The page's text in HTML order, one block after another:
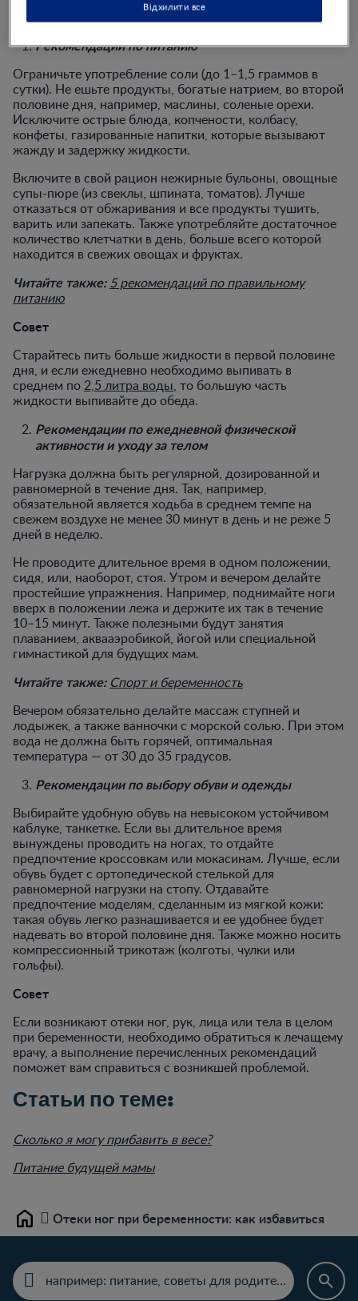
множеством причин, которые мы привели выше.
Рекомендации по питанию
Ограничьте употребление соли (до 1–1,5 граммов в
сутки). Не ешьте продукты, богатые натрием, во второй
половине дня, например, маслины, соленые орехи.
Исключите острые блюда, копчености, колбасу,
конфеты, газированные напитки, которые вызывают
жажду и задержку жидкости.
Включите в свой рацион нежирные бульоны, овощные
супы-пюре (из свеклы, шпината, томатов). Лучше
отказаться от обжаривания и все продукты тушить,
варить или запекать. Также употребляйте достаточное
количество клетчатки в день, больше всего которой
находится в свежих овощах и фруктах.
Читайте также:5 рекомендаций по правильному
питанию
Совет
Старайтесь пить больше жидкости в первой половине
дня, и если ежедневно необходимо выпивать в
среднем по 2,5 литра воды, то большую часть
жидкости выпивайте до обеда.
Рекомендации по ежедневной физической
активности и уходу за телом
Нагрузка должна быть регулярной, дозированной и
равномерной в течение дня. Так, например,
обязательной является ходьба в среднем темпе на
свежем воздухе не менее 30 минут в день и не реже 5
дней в неделю.
Не проводите длительное время в одном положении,
сидя, или, наоборот, стоя. Утром и вечером делайте
простейшие упражнения. Например, поднимайте ноги
вверх в положении лежа и держите их так в течение
10–15 минут. Также полезными будут занятия
плаванием, аквааэробикой, йогой или специальной
гимнастикой для будущих мам.
Читайте также: Спорт и беременность
Вечером обязательно делайте массаж ступней и
лодыжек, а также ванночки с морской солью. При этом
вода не должна быть горячей, оптимальная
температура — от 30 до 35 градусов.
Рекомендации по выбору обуви и одежды
Выбирайте удобную обувь на невысоком устойчивом
каблуке, танкетке. Если вы длительное время
вынуждены проводить на ногах, то отдайте
предпочтение кроссовкам или мокасинам. Лучше, если
обувь будет с ортопедической стелькой для
равномерной нагрузки на стопу. Отдавайте
предпочтение моделям, сделанным из мягкой кожи:
такая обувь легко разнашивается и ее удобнее будет
надевать во второй половине дня. Также можно носить
компрессионный трикотаж (колготы, чулки или
гольфы).
Совет
Если возникают отеки ног, рук, лица или тела в целом
при беременности, необходимо обратиться к лечащему
врачу, а выполнение перечисленных рекомендаций
поможет вам справиться с возникшей проблемой.
Статьи по теме:
Сколько я могу прибавить в весе?
Питание будущей мамы
Home Отеки ног при беременности: как избавиться
Відхилити все